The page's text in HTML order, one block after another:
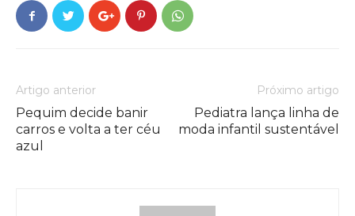
Artigo anterior
Pequim decide banir
carros e volta a ter céu
azul
Próximo artigo
Pediatra lança linha de
moda infantil sustentável